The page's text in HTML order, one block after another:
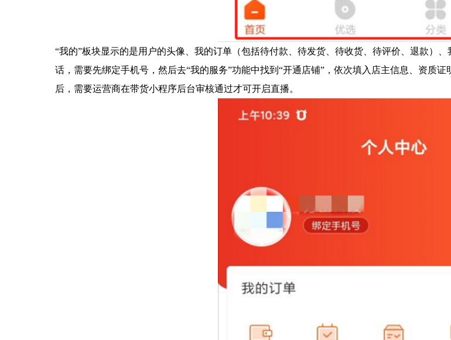
“我的”板块显示的是用户的头像、我的订单（包括待付款、待发货、待收货、待评价、退款）
话，需要先绑定手机号，然后去“我的服务”功能中找到“开通店铺”，依次填入店主信息、资质
后，需要运营商在带货小程序后台审核通过才可开启直播。